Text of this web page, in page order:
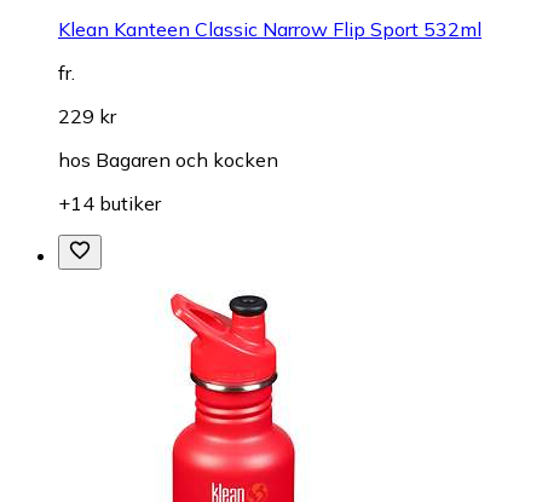
Klean Kanteen Classic Narrow Flip Sport 532ml
fr.
229 kr
hos Bagaren och kocken
+14 butiker